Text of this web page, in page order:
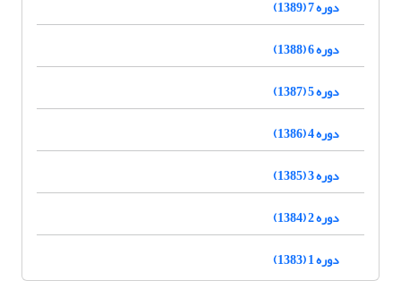
دوره 7 (1389)
دوره 6 (1388)
دوره 5 (1387)
دوره 4 (1386)
دوره 3 (1385)
دوره 2 (1384)
دوره 1 (1383)